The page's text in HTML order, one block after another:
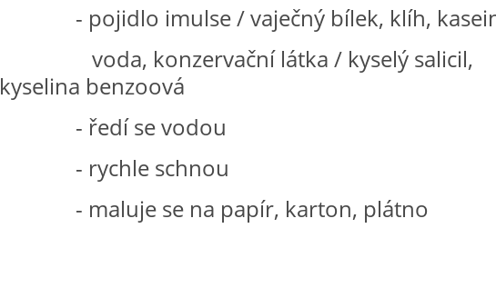
- pojidlo imulse / vaječný bílek, klíh,
voda, konzervační látka / kyselý salicil,
kyselina benzoová
- ředí se vodou
- rychle schnou
- maluje se na papír, karton, plátno